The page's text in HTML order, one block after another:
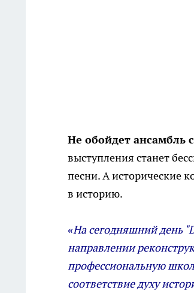
Не обойдет ансамбль
выступления станет
песни. А исторические
в историю.
«На сегодняшний день
направлении
профессиональную
соответствие духу